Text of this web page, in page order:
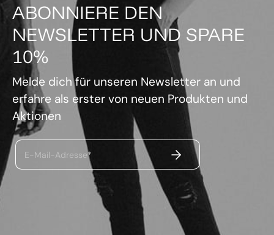
ABONNIERE DEN
NEWSLETTER UND SPARE
10%
Melde dich für unseren Newsletter an und
erfahre als erster von neuen Produkten und
Aktionen
E-Mail-Adresse* ABSENDEN